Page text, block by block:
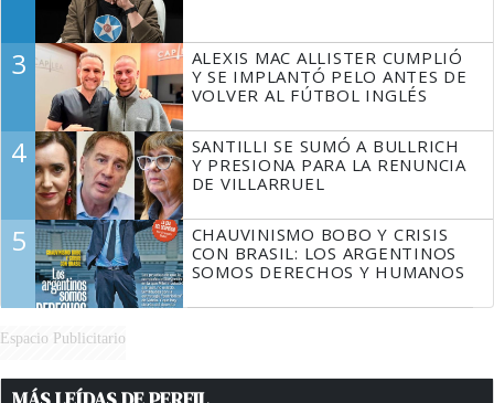
3
ALEXIS MAC ALLISTER CUMPLIÓ
Y SE IMPLANTÓ PELO ANTES DE
VOLVER AL FÚTBOL INGLÉS
4
SANTILLI SE SUMÓ A BULLRICH
Y PRESIONA PARA LA RENUNCIA
DE VILLARRUEL
5
CHAUVINISMO BOBO Y CRISIS
CON BRASIL: LOS ARGENTINOS
SOMOS DERECHOS Y HUMANOS
Espacio Publicitario